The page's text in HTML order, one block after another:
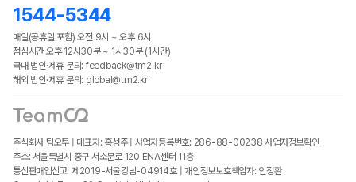
1544-5344
매일(공휴일 포함) 오전 9시 ~ 오후 6시
점심시간 오후 12시30분 ~ 1시30분 (1시간)
국내 법인·제휴 문의: feedback@tm2.kr
해외 법인·제휴 문의: global@tm2.kr
주식회사 팀오투 | 대표자: 홍성주 | 사업자등록번호: 286-88-00238 사업자정보확인
주소: 서울특별시 중구 서소문로 120 ENA센터 11층
통신판매업신고: 제2019-서울강남-04914호 | 개인정보보호책임자: 인정환